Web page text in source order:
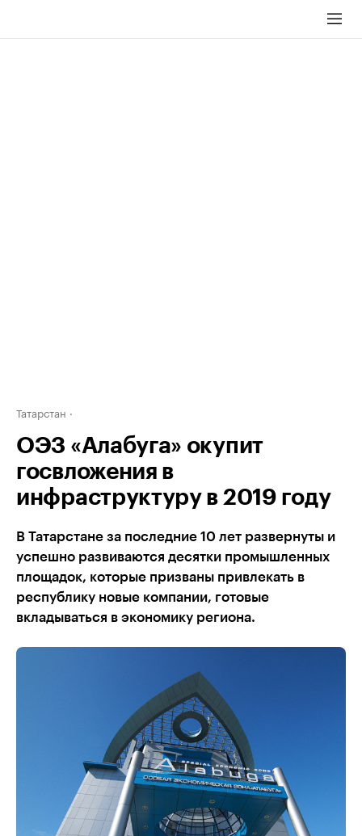
Татарстан
ОЭЗ «Алабуга» окупит
госвложения в
инфраструктуру в 2019 году
В Татарстане за последние 10 лет развернуты и
успешно развиваются десятки промышленных
площадок, которые призваны привлекать в
республику новые компании, готовые
вкладываться в экономику региона.